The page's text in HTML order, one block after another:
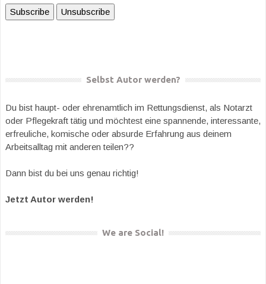
Selbst Autor werden?
Du bist haupt- oder ehrenamtlich im Rettungsdienst, als Notarzt
oder Pflegekraft tätig und möchtest eine spannende, interessante,
erfreuliche, komische oder absurde Erfahrung aus deinem
Arbeitsalltag mit anderen teilen??
Dann bist du bei uns genau richtig!
Jetzt Autor werden!
We are Social!